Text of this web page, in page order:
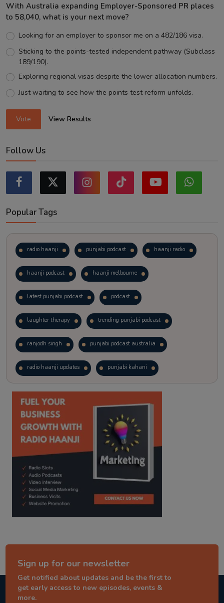
With Australia expanding Employer-Sponsored PR places
to 58,040, what is your next move?
Looking for an employer to sponsor me on a 482/186 visa.
Sticking to the points-tested independent pathway (Subclass
189/190).
Exploring regional visas despite the lower allocation numbers.
Just waiting to see how the points test reform unfolds.
Vote View Results
Follow Us
Popular Tags
radio haanji punjabi podcast haanji radio
haanji podcast haanji melbourne
latest punjabi podcast podcast
laughter therapy trending punjabi podcast
ranjodh singh punjabi podcast australia
radio haanji updates punjabi kahani
kitaab kahani punjabi story
Sign up for our newsletter
Get notified about updates and be the first to
get early access to new episodes, events &
more.